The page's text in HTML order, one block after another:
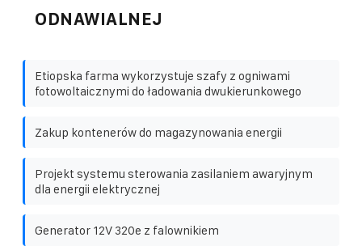
ODNAWIALNEJ
Etiopska farma wykorzystuje szafy z ogniwami
fotowoltaicznymi do ładowania dwukierunkowego
Zakup kontenerów do magazynowania energii
Projekt systemu sterowania zasilaniem awaryjnym
dla energii elektrycznej
Generator 12V 320e z falownikiem